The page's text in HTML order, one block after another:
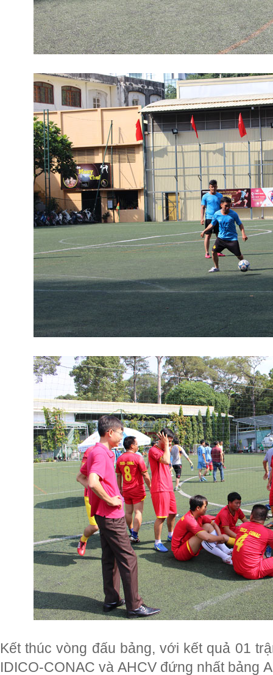
Kết thúc vòng đấu bảng, với kết quả 01
IDICO-CONAC và AHCV đứng nhất bảng